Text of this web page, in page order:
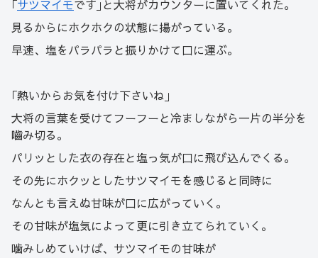
｢サツマイモです｣と大将がカウンターに置いてくれた。
見るからにホクホクの状態に揚がっている。
早速、塩をパラパラと振りかけて口に運ぶ。
｢熱いからお気を付け下さいね｣
大将の言葉を受けてフーフーと冷ましながら一片の半分を
嚙み切る。
パリッとした衣の存在と塩っ気が口に飛び込んでくる。
その先にホクッとしたサツマイモを感じると同時に
なんとも言えぬ甘味が口に広がっていく。
その甘味が塩気によって更に引き立てられていく。
噛みしめていけば、サツマイモの甘味が